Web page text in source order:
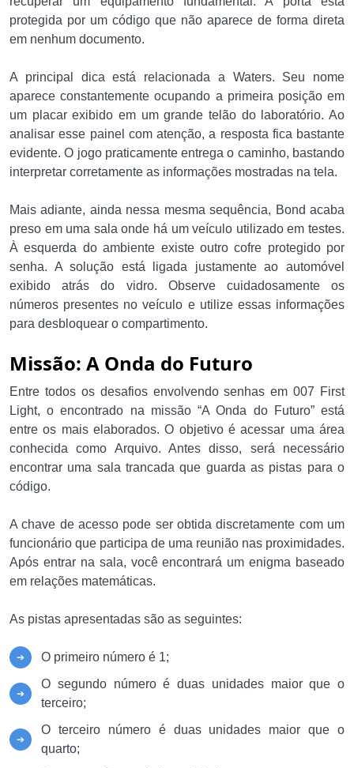
protegida por um código que não aparece de forma direta
em nenhum documento.
A principal dica está relacionada a Waters. Seu nome
aparece constantemente ocupando a primeira posição em
um placar exibido em um grande telão do laboratório. Ao
analisar esse painel com atenção, a resposta fica bastante
evidente. O jogo praticamente entrega o caminho, bastando
interpretar corretamente as informações mostradas na tela.
Mais adiante, ainda nessa mesma sequência, Bond acaba
preso em uma sala onde há um veículo utilizado em testes.
À esquerda do ambiente existe outro cofre protegido por
senha. A solução está ligada justamente ao automóvel
exibido atrás do vidro. Observe cuidadosamente os
números presentes no veículo e utilize essas informações
para desbloquear o compartimento.
Missão: A Onda do Futuro
Entre todos os desafios envolvendo senhas em 007 First
Light, o encontrado na missão “A Onda do Futuro” está
entre os mais elaborados. O objetivo é acessar uma área
conhecida como Arquivo. Antes disso, será necessário
encontrar uma sala trancada que guarda as pistas para o
código.
A chave de acesso pode ser obtida discretamente com um
funcionário que participa de uma reunião nas proximidades.
Após entrar na sala, você encontrará um enigma baseado
em relações matemáticas.
As pistas apresentadas são as seguintes:
O primeiro número é 1;
O segundo número é duas unidades maior que o
terceiro;
O terceiro número é duas unidades maior que o
quarto;